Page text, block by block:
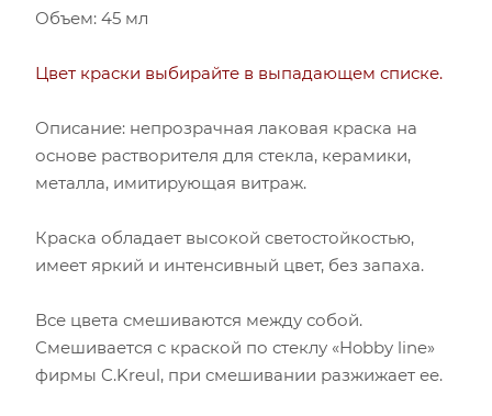
Объем: 45 мл
Цвет краски выбирайте в выпадающем списке.
Описание: непрозрачная лаковая краска на
основе растворителя для стекла, керамики,
металла, имитирующая витраж.
Краска обладает высокой светостойкостью,
имеет яркий и интенсивный цвет, без запаха.
Все цвета смешиваются между собой.
Смешивается с краской по стеклу «Hobby line»
фирмы C.Kreul, при смешивании разжижает ее.